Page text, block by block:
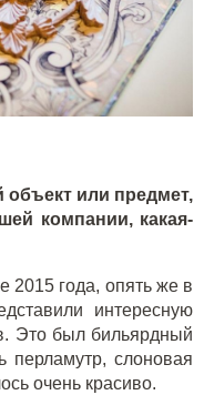
объект или предмет,
компании, какая-
2015 года, опять же в
интересную
Это был бильярдный
перламутр, слоновая
очень красиво.